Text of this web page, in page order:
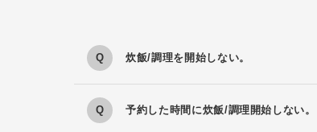
炊飯/調理を開始しない。
予約した時間に炊飯/調理開始しない。